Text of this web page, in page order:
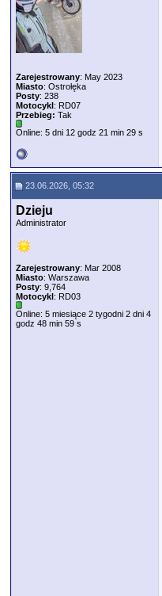
Zarejestrowany: May 2023
Miasto: Ostrołęka
Posty: 238
Motocykl: RD07
Przebieg: Tak
Online: 5 dni 12 godz 21 min 29 s
23.06.2026, 05:32
Dzieju
Administrator
Zarejestrowany: Mar 2008
Miasto: Warszawa
Posty: 9,764
Motocykl: RD03
Online: 5 miesiące 2 tygodni 2 dni 4
godz 48 min 59 s